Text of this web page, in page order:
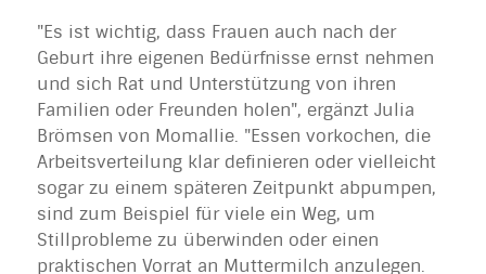
"Es ist wichtig, dass Frauen auch nach der
Geburt ihre eigenen Bedürfnisse ernst nehmen
und sich Rat und Unterstützung von ihren
Familien oder Freunden holen", ergänzt Julia
Brömsen von Momallie. "Essen vorkochen, die
Arbeitsverteilung klar definieren oder vielleicht
sogar zu einem späteren Zeitpunkt abpumpen,
sind zum Beispiel für viele ein Weg, um
Stillprobleme zu überwinden oder einen
praktischen Vorrat an Muttermilch anzulegen.